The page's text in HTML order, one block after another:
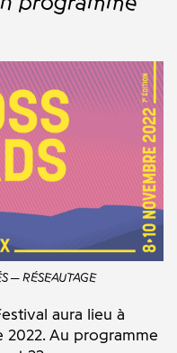
RÉSEAUTAGE
aura lieu à
2022. Au programme